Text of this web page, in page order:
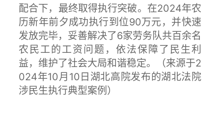
配合下，最终取得执行突破。在2024年农
历新年前夕成功执行到位90万元，并快速
发放完毕，妥善解决了6家劳务队共百余名
农民工的工资问题，依法保障了民生利
益，维护了社会大局和谐稳定。（来源于2
024年10月10日湖北高院发布的湖北法院
涉民生执行典型案例）